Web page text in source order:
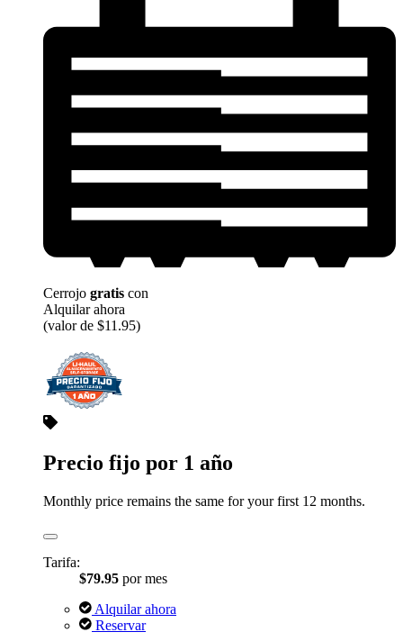
Cerrojo gratis con
Alquilar ahora
(valor de $11.95)
Precio fijo por 1 año
Monthly price remains the same for your first 12 months.
Tarifa:
$79.95 por mes
Alquilar ahora
Reservar